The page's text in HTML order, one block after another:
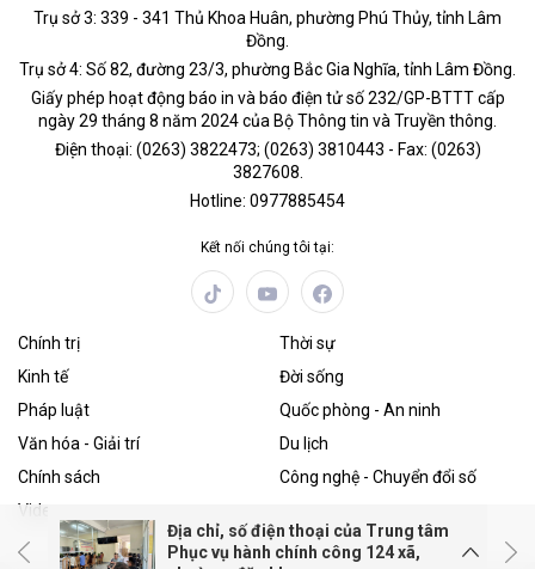
Địa chỉ, số điện thoại của Trung tâm
Phục vụ hành chính công 124 xã,
Trụ sở 3: 339 - 341 Thủ Khoa Huân, phường Phú Thủy, tỉnh Lâm
Đồng.
Trụ sở 4: Số 82, đường 23/3, phường Bắc Gia Nghĩa, tỉnh Lâm Đồng.
Giấy phép hoạt động báo in và báo điện tử số 232/GP-BTTT cấp
ngày 29 tháng 8 năm 2024 của Bộ Thông tin và Truyền thông.
Điện thoại: (0263) 3822473; (0263) 3810443 - Fax: (0263)
3827608.
Hotline: 0977885454
Kết nối chúng tôi tại:
Chính trị
Thời sự
Kinh tế
Đời sống
Pháp luật
Quốc phòng - An ninh
Văn hóa - Giải trí
Du lịch
Chính sách
Công nghệ - Chuyển đổi số
Video